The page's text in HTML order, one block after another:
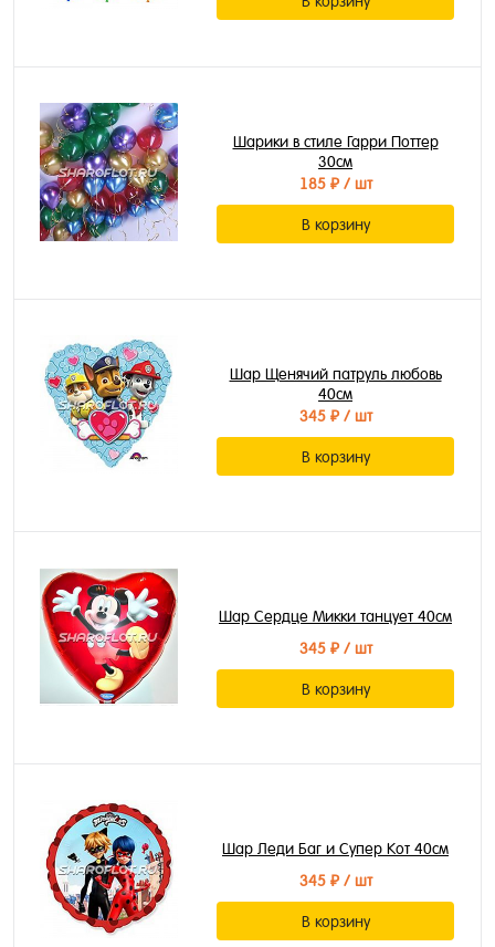
Шарики в стиле Гарри Поттер
30см
185 ₽/ шт
В корзину
Шар Щенячий патруль любовь
40см
345 ₽/ шт
В корзину
Шар Сердце Микки танцует 40см
345 ₽/ шт
В корзину
Шар Леди Баг и Супер Кот 40см
345 ₽/ шт
В корзину